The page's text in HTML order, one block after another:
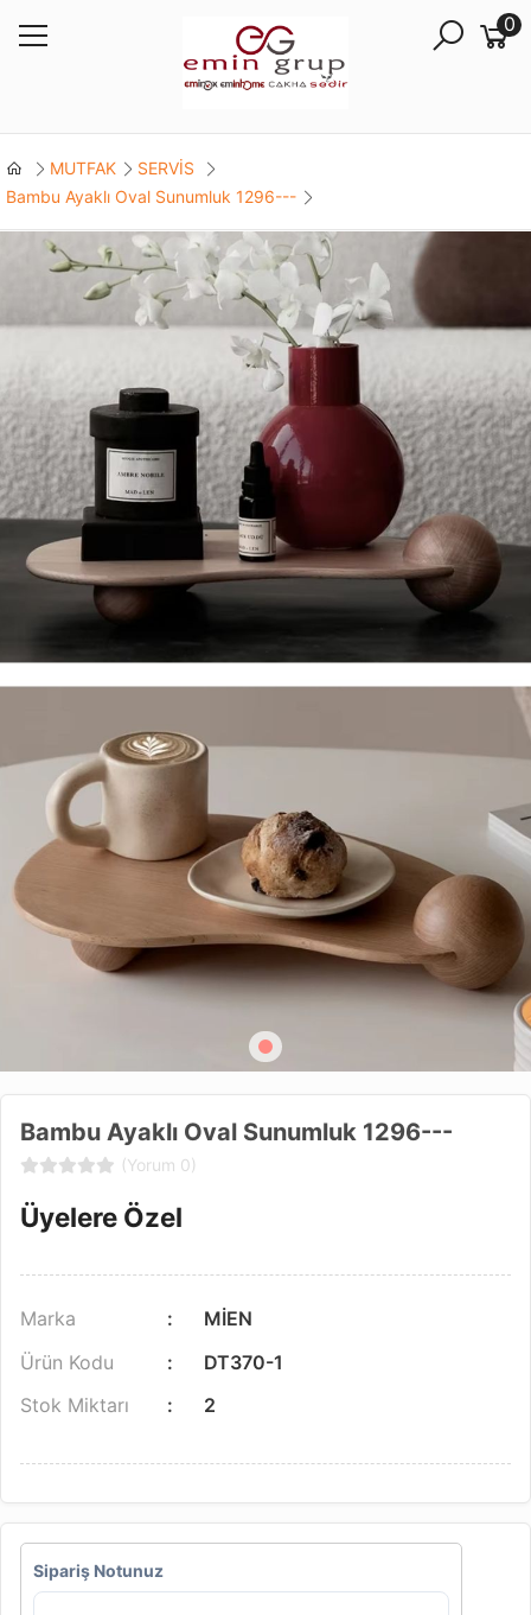
0
MUTFAK
SERVİS
Bambu Ayaklı Oval Sunumluk 1296---
Bambu Ayaklı Oval Sunumluk 1296---
(Yorum 0)
Üyelere Özel
Marka
MİEN
Ürün Kodu
DT370-1
Stok Miktarı
2
Sipariş Notunuz